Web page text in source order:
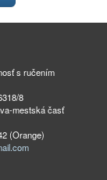
s ručením
8
mestská časť
(Orange)